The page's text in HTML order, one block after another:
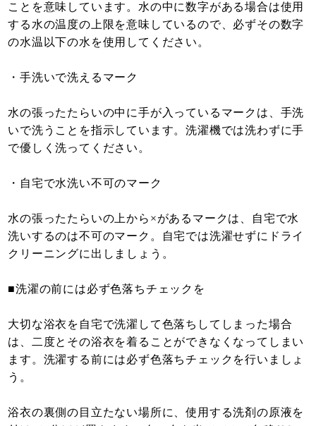
ことを意味しています。水の中に数字がある場合は使用
する水の温度の上限を意味しているので、必ずその数字
の水温以下の水を使用してください。
・手洗いで洗えるマーク
水の張ったたらいの中に手が入っているマークは、手洗
いで洗うことを指示しています。洗濯機では洗わずに手
で優しく洗ってください。
・自宅で水洗い不可のマーク
水の張ったたらいの上から×があるマークは、自宅で水
洗いするのは不可のマーク。自宅では洗濯せずにドライ
クリーニングに出しましょう。
■洗濯の前には必ず色落ちチェックを
大切な浴衣を自宅で洗濯して色落ちしてしまった場合
は、二度とその浴衣を着ることができなくなってしまい
ます。洗濯する前には必ず色落ちチェックを行いましょ
う。
浴衣の裏側の目立たない場所に、使用する洗剤の原液を